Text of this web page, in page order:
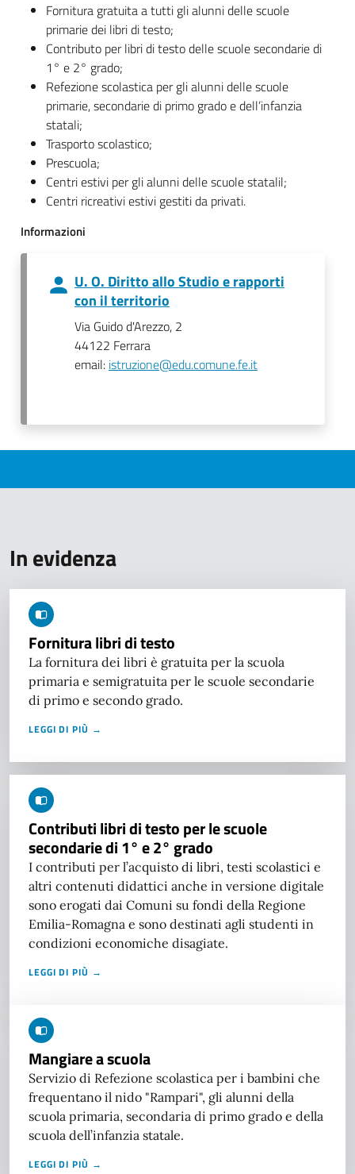
Fornitura gratuita a tutti gli alunni delle scuole
primarie dei libri di testo;
Contributo per libri di testo delle scuole secondarie di
1° e 2° grado;
Refezione scolastica per gli alunni delle scuole
primarie, secondarie di primo grado e dell’infanzia
statali;
Trasporto scolastico;
Prescuola;
Centri estivi per gli alunni delle scuole statalil;
Centri ricreativi estivi gestiti da privati.
Informazioni
U. O. Diritto allo Studio e rapporti
con il territorio
Via Guido d'Arezzo, 2
44122 Ferrara
email: istruzione@edu.comune.fe.it
In evidenza
Fornitura libri di testo
La fornitura dei libri è gratuita per la scuola
primaria e semigratuita per le scuole secondarie
di primo e secondo grado.
LEGGI DI PIÙ →
Contributi libri di testo per le scuole
secondarie di 1° e 2° grado
I contributi per l’acquisto di libri, testi scolastici e
altri contenuti didattici anche in versione digitale
sono erogati dai Comuni su fondi della Regione
Emilia-Romagna e sono destinati agli studenti in
condizioni economiche disagiate.
LEGGI DI PIÙ →
Mangiare a scuola
Servizio di Refezione scolastica per i bambini che
frequentano il nido "Rampari", gli alunni della
scuola primaria, secondaria di primo grado e della
scuola dell’infanzia statale.
LEGGI DI PIÙ →